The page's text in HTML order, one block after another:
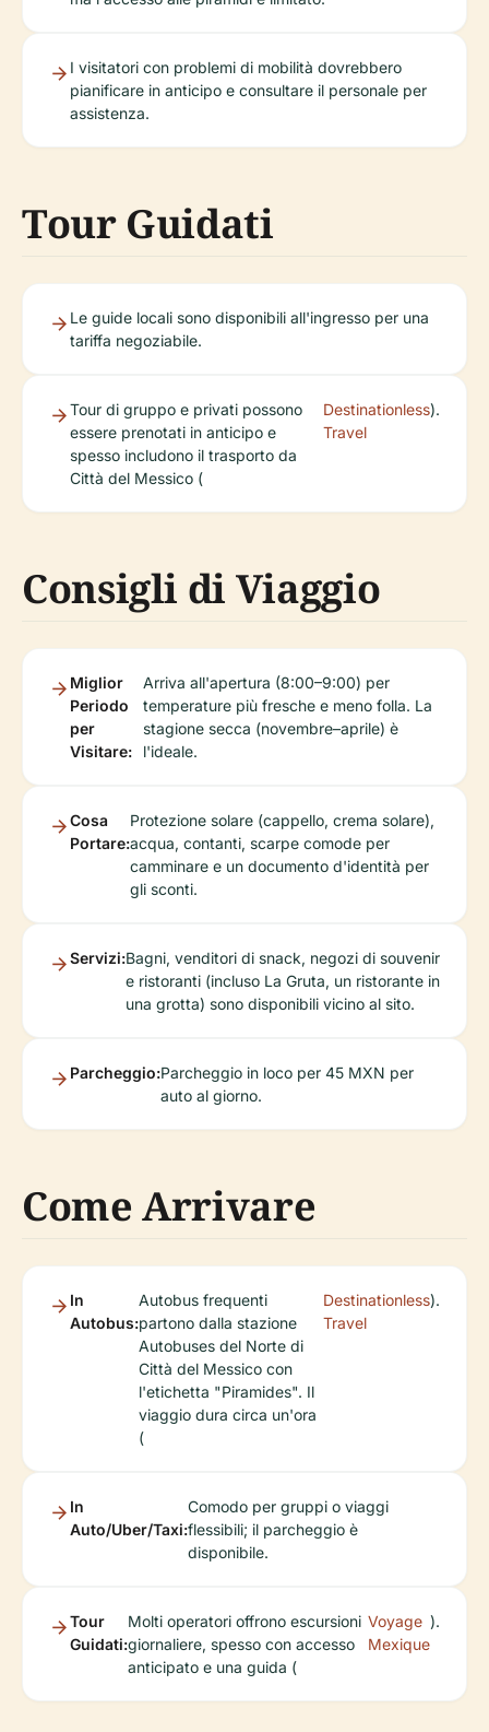
I visitatori con problemi di mobilità dovrebbero
pianificare in anticipo e consultare il personale per
assistenza.
Tour Guidati
Le guide locali sono disponibili all'ingresso per una
tariffa negoziabile.
Tour di gruppo e privati possono
essere prenotati in anticipo e
spesso includono il trasporto da
Città del Messico (
Destinationless
Travel
).
Consigli di Viaggio
Miglior
Periodo
per
Visitare:
Arriva all'apertura (8:00–9:00) per
temperature più fresche e meno folla. La
stagione secca (novembre–aprile) è
l'ideale.
Cosa
Portare:
Protezione solare (cappello, crema solare),
acqua, contanti, scarpe comode per
camminare e un documento d'identità per
gli sconti.
Servizi:Bagni, venditori di snack, negozi di souvenir
e ristoranti (incluso La Gruta, un ristorante in
una grotta) sono disponibili vicino al sito.
Parcheggio:Parcheggio in loco per 45 MXN per
auto al giorno.
Come Arrivare
In
Autobus:
Autobus frequenti
partono dalla stazione
Autobuses del Norte di
Città del Messico con
l'etichetta "Piramides". Il
viaggio dura circa un'ora
(
Destinationless
Travel
).
In
Auto/Uber/Taxi:
Comodo per gruppi o viaggi
flessibili; il parcheggio è
disponibile.
Tour
Guidati:
Molti operatori offrono escursioni
giornaliere, spesso con accesso
anticipato e una guida (
Voyage
Mexique
).